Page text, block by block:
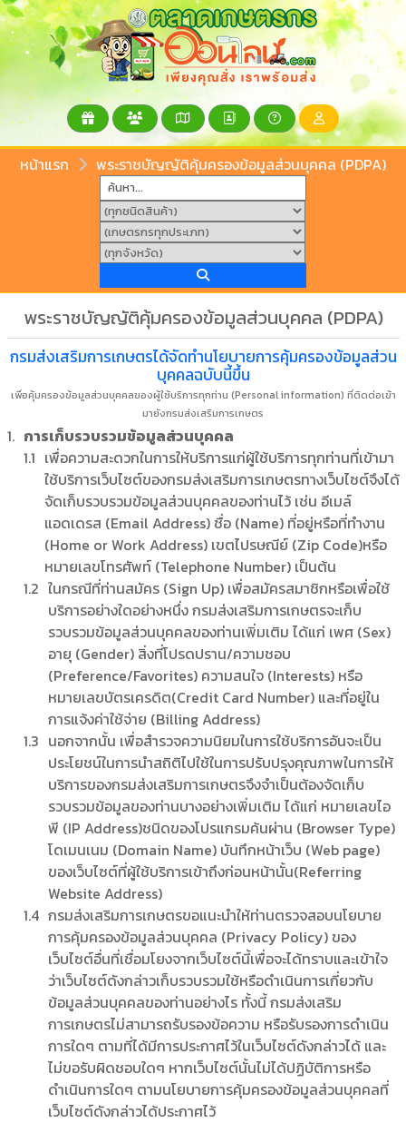
หน้าแรก พระราชบัญญัติคุ้มครองข้อมูลส่วนบุคคล (PDPA)
พระราชบัญญัติคุ้มครองข้อมูลส่วนบุคคล (PDPA)
กรมส่งเสริมการเกษตรได้จัดทำนโยบายการคุ้มครองข้อมูลส่วน
บุคคลฉบับนี้ขึ้น
เพื่อคุ้มครองข้อมูลส่วนบุคคลของผู้ใช้บริการทุกท่าน (Personal information) ที่ติดต่อเข้า
มายังกรมส่งเสริมการเกษตร
การเก็บรวบรวมข้อมูลส่วนบุคคล
เพื่อความสะดวกในการให้บริการแก่ผู้ใช้บริการทุกท่านที่เข้ามา
ใช้บริการเว็บไซต์ของกรมส่งเสริมการเกษตรทางเว็บไซต์จึงได้
จัดเก็บรวบรวมข้อมูลส่วนบุคคลของท่านไว้ เช่น อีเมล์
แอดเดรส (Email Address) ชื่อ (Name) ที่อยู่หรือที่ทำงาน
(Home or Work Address) เขตไปรษณีย์ (Zip Code)หรือ
หมายเลขโทรศัพท์ (Telephone Number) เป็นต้น
ในกรณีที่ท่านสมัคร (Sign Up) เพื่อสมัครสมาชิกหรือเพื่อใช้
บริการอย่างใดอย่างหนึ่ง กรมส่งเสริมการเกษตรจะเก็บ
รวบรวมข้อมูลส่วนบุคคลของท่านเพิ่มเติม ได้แก่ เพศ (Sex)
อายุ (Gender) สิ่งที่โปรดปราน/ความชอบ
(Preference/Favorites) ความสนใจ (Interests) หรือ
หมายเลขบัตรเครดิต(Credit Card Number) และที่อยู่ใน
การแจ้งค่าใช้จ่าย (Billing Address)
นอกจากนั้น เพื่อสำรวจความนิยมในการใช้บริการอันจะเป็น
ประโยชน์ในการนำสถิติไปใช้ในการปรับปรุงคุณภาพในการให้
บริการของกรมส่งเสริมการเกษตรจึงจำเป็นต้องจัดเก็บ
รวบรวมข้อมูลของท่านบางอย่างเพิ่มเติม ได้แก่ หมายเลขไอ
พี (IP Address)ชนิดของโปรแกรมค้นผ่าน (Browser Type)
โดเมนเนม (Domain Name) บันทึกหน้าเว็บ (Web page)
ของเว็บไซต์ที่ผู้ใช้บริการเข้าถึงก่อนหน้านั้น(Referring
Website Address)
กรมส่งเสริมการเกษตรขอแนะนำให้ท่านตรวจสอบนโยบาย
การคุ้มครองข้อมูลส่วนบุคคล (Privacy Policy) ของ
เว็บไซต์อื่นที่เชื่อมโยงจากเว็บไซต์นี้เพื่อจะได้ทราบและเข้าใจ
ว่าเว็บไซต์ดังกล่าวเก็บรวบรวมใช้หรือดำเนินการเกี่ยวกับ
ข้อมูลส่วนบุคคลของท่านอย่างไร ทั้งนี้ กรมส่งเสริม
การเกษตรไม่สามารถรับรองข้อความ หรือรับรองการดำเนิน
การใดๆ ตามที่ได้มีการประกาศไว้ในเว็บไซต์ดังกล่าวได้ และ
ไม่ขอรับผิดชอบใดๆ หากเว็บไซต์นั้นไม่ได้ปฏิบัติการหรือ
ดำเนินการใดๆ ตามนโยบายการคุ้มครองข้อมูลส่วนบุคคลที่
เว็บไซต์ดังกล่าวได้ประกาศไว้